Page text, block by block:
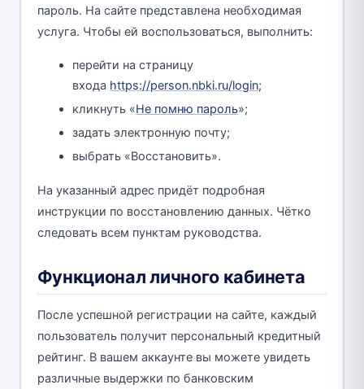
пароль. На сайте представлена необходимая
услуга. Чтобы ей воспользоваться, выполнить:
перейти на страницу
входа https://person.nbki.ru/login;
кликнуть «Не помню пароль»;
задать электронную почту;
выбрать «Восстановить».
На указанный адрес придёт подробная
инструкции по восстановлению данных. Чётко
следовать всем пунктам руководства.
Функционал личного кабинета
После успешной регистрации на сайте, каждый
пользователь получит персональный кредитный
рейтинг. В вашем аккаунте вы можете увидеть
различные выдержки по банковским